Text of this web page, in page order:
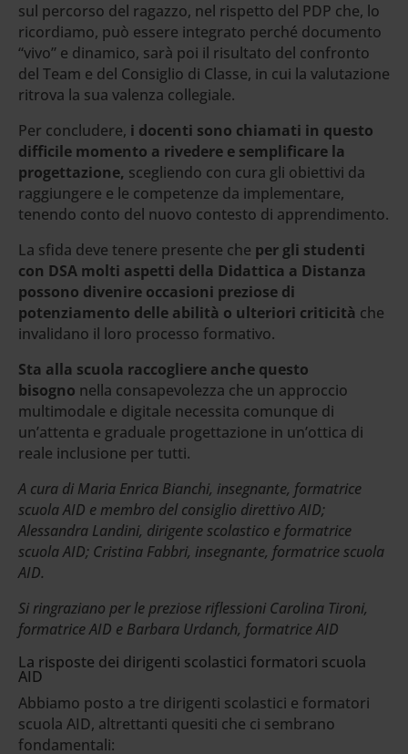
sul percorso del ragazzo, nel rispetto del PDP che, lo
ricordiamo, può essere integrato perché documento
“vivo” e dinamico, sarà poi il risultato del confronto
del Team e del Consiglio di Classe, in cui la valutazione
ritrova la sua valenza collegiale.
Per concludere, i docenti sono chiamati in questo
difficile momento a rivedere e semplificare la
progettazione, scegliendo con cura gli obiettivi da
raggiungere e le competenze da implementare,
tenendo conto del nuovo contesto di apprendimento.
La sfida deve tenere presente che per gli studenti
con DSA molti aspetti della Didattica a Distanza
possono divenire occasioni preziose di
potenziamento delle abilità o ulteriori criticità che
invalidano il loro processo formativo.
Sta alla scuola raccogliere anche questo
bisogno nella consapevolezza che un approccio
multimodale e digitale necessita comunque di
un’attenta e graduale progettazione in un’ottica di
reale inclusione per tutti.
A cura di Maria Enrica Bianchi, insegnante, formatrice
scuola AID e membro del consiglio direttivo AID;
Alessandra Landini, dirigente scolastico e formatrice
scuola AID; Cristina Fabbri, insegnante, formatrice scuola
AID.
Si ringraziano per le preziose riflessioni Carolina Tironi,
formatrice AID e Barbara Urdanch, formatrice AID
La risposte dei dirigenti scolastici formatori scuola
AID
Abbiamo posto a tre dirigenti scolastici e formatori
scuola AID, altrettanti quesiti che ci sembrano
fondamentali: